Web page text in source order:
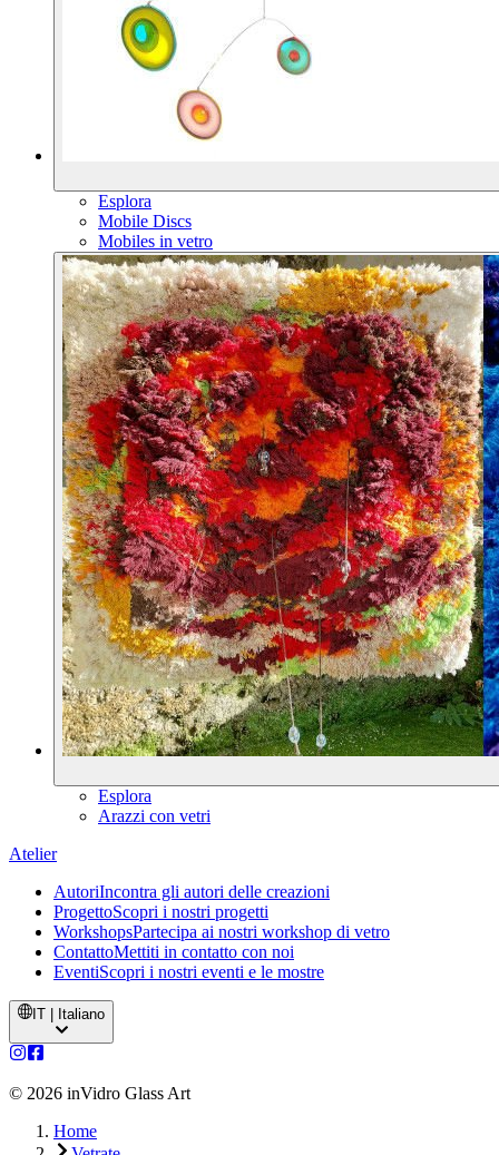
Esplora
Mobile Discs
Mobiles in vetro
Esplora
Arazzi con vetri
Atelier
AutoriIncontra gli autori delle creazioni
ProgettoScopri i nostri progetti
WorkshopsPartecipa ai nostri workshop di vetro
ContattoMettiti in contatto con noi
EventiScopri i nostri eventi e le mostre
IT | Italiano
© 2026 inVidro Glass Art
Home